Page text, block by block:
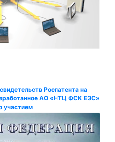
Роспатента на
АО «НТЦ ФСК ЕЭС»
участием